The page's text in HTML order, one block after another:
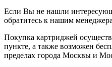
Если Вы не нашли
обратитесь к нашим
Покупка картриджей
пункте, а также возможен
пределах города Москвы и